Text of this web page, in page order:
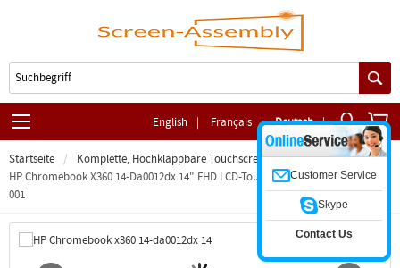
English | Français | Deutsch |
Startseite
Komplette, Hochklappbare Touchscreen-Baugruppe
HP Chromebook X360 14-Da0012dx 14" FHD LCD-Touchscreen, Komplett L71876-
001
Customer Service
Skype
Contact Us